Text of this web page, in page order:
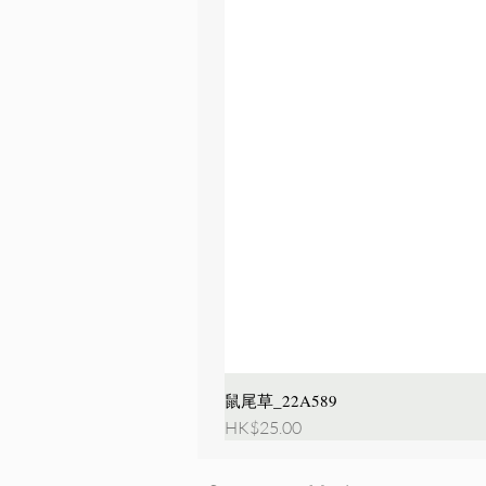
鼠尾草_22A589
價格
HK$25.00